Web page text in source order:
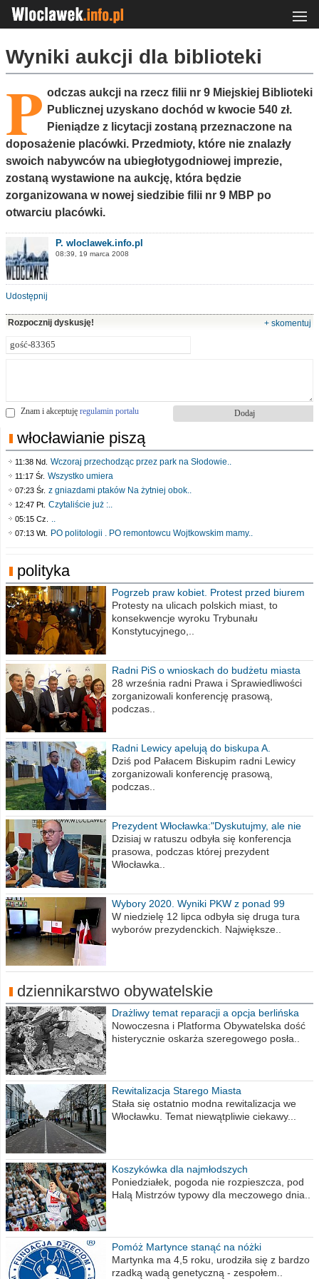
Wyniki aukcji dla biblioteki
P odczas aukcji na rzecz filii nr 9 Miejskiej Biblioteki
Publicznej uzyskano dochód w kwocie 540 zł.
Pieniądze z licytacji zostaną przeznaczone na
doposażenie placówki. Przedmioty, które nie znalazły
swoich nabywców na ubiegłotygodniowej imprezie,
zostaną wystawione na aukcję, która będzie
zorganizowana w nowej siedzibie filii nr 9 MBP po
otwarciu placówki.
P. wloclawek.info.pl
08:39, 19 marca 2008
Udostępnij
Rozpocznij dyskusję! + skomentuj
Znam i akceptuję regulamin portalu
włocławianie piszą
11:38 Nd. Wczoraj przechodząc przez park na Słodowie..
11:17 Śr. Wszystko umiera
07:23 Śr. z gniazdami ptaków Na żytniej obok..
12:47 Pt. Czytaliście już :..
05:15 Cz. ..
07:13 Wt. PO politologii . PO remontowcu Wojtkowskim mamy..
polityka
Pogrzeb praw kobiet. Protest przed biurem
poselskim PiS
Protesty na ulicach polskich miast, to
konsekwencje wyroku Trybunału
Konstytucyjnego,..
Radni PiS o wnioskach do budżetu miasta
na 2021 rok
28 września radni Prawa i Sprawiedliwości
zorganizowali konferencję prasową,
podczas..
Radni Lewicy apelują do biskupa A.
Wiesława Meringa
Dziś pod Pałacem Biskupim radni Lewicy
zorganizowali konferencję prasową,
podczas..
Prezydent Włocławka:"Dyskutujmy, ale nie
obrażajmy się”
Dzisiaj w ratuszu odbyła się konferencja
prasowa, podczas której prezydent
Włocławka..
Wybory 2020. Wyniki PKW z ponad 99
procent obwodów
W niedzielę 12 lipca odbyła się druga tura
wyborów prezydenckich. Największe..
dziennikarstwo obywatelskie
Drażliwy temat reparacji a opcja berlińska
Nowoczesna i Platforma Obywatelska dość
histerycznie oskarża szeregowego posła..
Rewitalizacja Starego Miasta
Stała się ostatnio modna rewitalizacja we
Włocławku. Temat niewątpliwie ciekawy...
Koszykówka dla najmłodszych
Poniedziałek, pogoda nie rozpieszcza, pod
Halą Mistrzów typowy dla meczowego dnia..
Pomóż Martynce stanąć na nóżki
Martynka ma 4,5 roku, urodziła się z bardzo
rzadką wadą genetyczną - zespołem..